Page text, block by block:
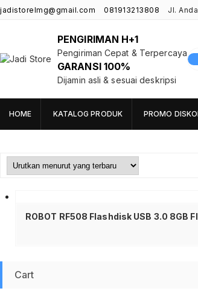
jadistorelmg@gmail.com 081913213808 Jl.
Jadi Store
Pusat Aksesoris HP, Komputer & Produk Unik di
PENGIRIMAN H+1
Pengiriman Cepat & Terpercaya
GARANSI 100%
Dijamin asli & sesuai deskripsi
HOME KATALOG PRODUK PROMO
Cart